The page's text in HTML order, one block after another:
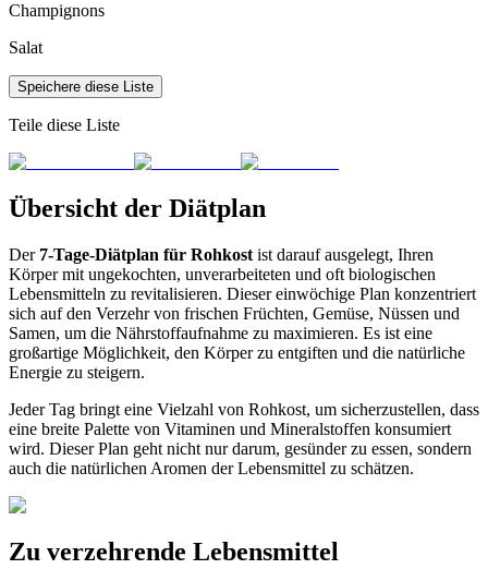
Champignons
Salat
Speichere diese Liste
Teile diese Liste
Übersicht der Diätplan
Der 7-Tage-Diätplan für Rohkost ist darauf ausgelegt, Ihren
Körper mit ungekochten, unverarbeiteten und oft biologischen
Lebensmitteln zu revitalisieren. Dieser einwöchige Plan konzentriert
sich auf den Verzehr von frischen Früchten, Gemüse, Nüssen und
Samen, um die Nährstoffaufnahme zu maximieren. Es ist eine
großartige Möglichkeit, den Körper zu entgiften und die natürliche
Energie zu steigern.
Jeder Tag bringt eine Vielzahl von Rohkost, um sicherzustellen, dass
eine breite Palette von Vitaminen und Mineralstoffen konsumiert
wird. Dieser Plan geht nicht nur darum, gesünder zu essen, sondern
auch die natürlichen Aromen der Lebensmittel zu schätzen.
Zu verzehrende Lebensmittel